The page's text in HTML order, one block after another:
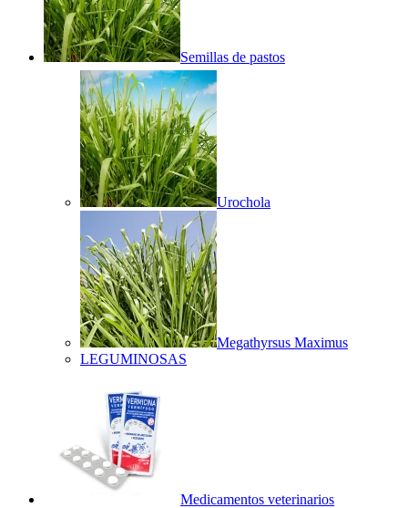
Semillas de pastos
Urochola
Megathyrsus Maximus
LEGUMINOSAS
Medicamentos veterinarios